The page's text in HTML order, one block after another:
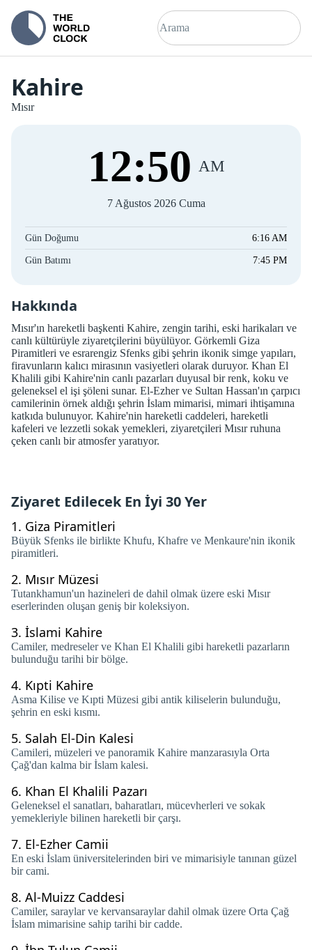
Kahire
Mısır
12:50 AM
7 Ağustos 2026 Cuma
Gün Doğumu 6:16 AM
Gün Batımı 7:45 PM
Hakkında
Mısır'ın hareketli başkenti Kahire, zengin tarihi, eski harikaları ve
canlı kültürüyle ziyaretçilerini büyülüyor. Görkemli Giza
Piramitleri ve esrarengiz Sfenks gibi şehrin ikonik simge yapıları,
firavunların kalıcı mirasının vasiyetleri olarak duruyor. Khan El
Khalili gibi Kahire'nin canlı pazarları duyusal bir renk, koku ve
geleneksel el işi şöleni sunar. El-Ezher ve Sultan Hassan'ın çarpıcı
camilerinin örnek aldığı şehrin İslam mimarisi, mimari ihtişamına
katkıda bulunuyor. Kahire'nin hareketli caddeleri, hareketli
kafeleri ve lezzetli sokak yemekleri, ziyaretçileri Mısır ruhuna
çeken canlı bir atmosfer yaratıyor.
Ziyaret Edilecek En İyi 30 Yer
1. Giza Piramitleri
Büyük Sfenks ile birlikte Khufu, Khafre ve Menkaure'nin ikonik
piramitleri.
2. Mısır Müzesi
Tutankhamun'un hazineleri de dahil olmak üzere eski Mısır
eserlerinden oluşan geniş bir koleksiyon.
3. İslami Kahire
Camiler, medreseler ve Khan El Khalili gibi hareketli pazarların
bulunduğu tarihi bir bölge.
4. Kıpti Kahire
Asma Kilise ve Kıpti Müzesi gibi antik kiliselerin bulunduğu,
şehrin en eski kısmı.
5. Salah El-Din Kalesi
Camileri, müzeleri ve panoramik Kahire manzarasıyla Orta
Çağ'dan kalma bir İslam kalesi.
6. Khan El Khalili Pazarı
Geleneksel el sanatları, baharatları, mücevherleri ve sokak
yemekleriyle bilinen hareketli bir çarşı.
7. El-Ezher Camii
En eski İslam üniversitelerinden biri ve mimarisiyle tanınan güzel
bir cami.
8. Al-Muizz Caddesi
Camiler, saraylar ve kervansaraylar dahil olmak üzere Orta Çağ
İslam mimarisine sahip tarihi bir cadde.